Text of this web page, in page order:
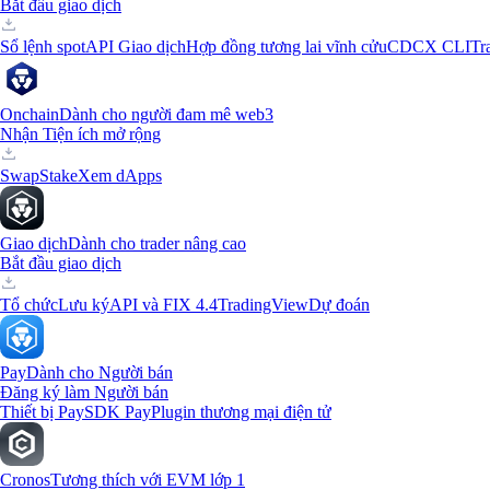
Bắt đầu giao dịch
Sổ lệnh spotAPI Giao dịchHợp đồng tương lai vĩnh cửuCDCX CLI
OnchainDành cho người đam mê web3
Nhận Tiện ích mở rộng
SwapStakeXem dApps
Giao dịchDành cho trader nâng cao
Bắt đầu giao dịch
Tổ chứcLưu kýAPI và FIX 4.4TradingViewDự đoán
PayDành cho Người bán
Đăng ký làm Người bán
Thiết bị PaySDK PayPlugin thương mại điện tử
CronosTương thích với EVM lớp 1